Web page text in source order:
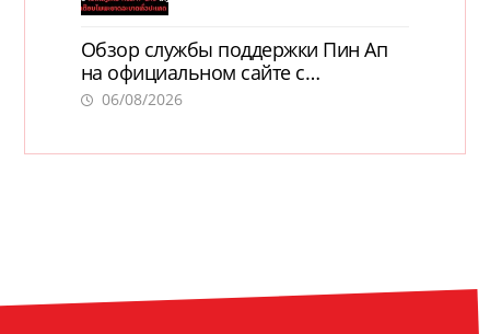
Обзор службы поддержки Пин Ап
на официальном сайте с
актуальной информацией
06/08/2026